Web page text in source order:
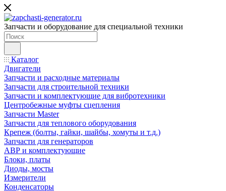
Запчасти и оборудование для специальной техники
Каталог
Двигатели
Запчасти и расходные материалы
Запчасти для строительной техники
Запчасти и комплектующие для вибротехники
Центробежные муфты сцепления
Запчасти Master
Запчасти для теплового оборудования
Крепеж (болты, гайки, шайбы, хомуты и т.д.)
Запчасти для генераторов
АВР и комплектующие
Блоки, платы
Диоды, мосты
Измерители
Конденсаторы